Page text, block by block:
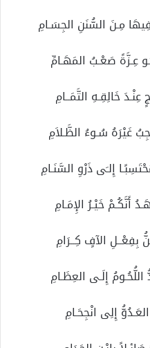
فِيهَا مِـنَ السُّنَنِ الجِسَـامِ
عِـزَّةً صَعْـبُ المَهَـامِّ
خَالِقِـهِ التَّمَــامِ
غَيْرَهُ سُـوءُ الظَّـلاَمِ
إِلـَى ذَرْوِ السَّنَـامِ
أَنَّكُـمْ خَيْـرُ الإِمَـامِ
بِفِعْــلِ الآفٍ كِــرَامِ
اللُّحُـومُ إِلَـى العِظَـامِ
إِلِى انْجِحَـامِ